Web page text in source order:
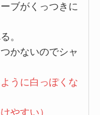
ブがくっつきに
。
かないのでシャ
うに白っぽくな
やすい）